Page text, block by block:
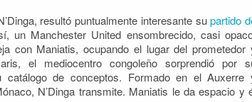
resultó puntualmente interesante supartido
un Manchester United ensombrecido, casi
con Maniatis, ocupando el lugar del prometedor
el mediocentro congoleño sorprendió por
catálogo de conceptos. Formado en el Auxerre
N’Dinga transmite. Maniatis le da espacio y